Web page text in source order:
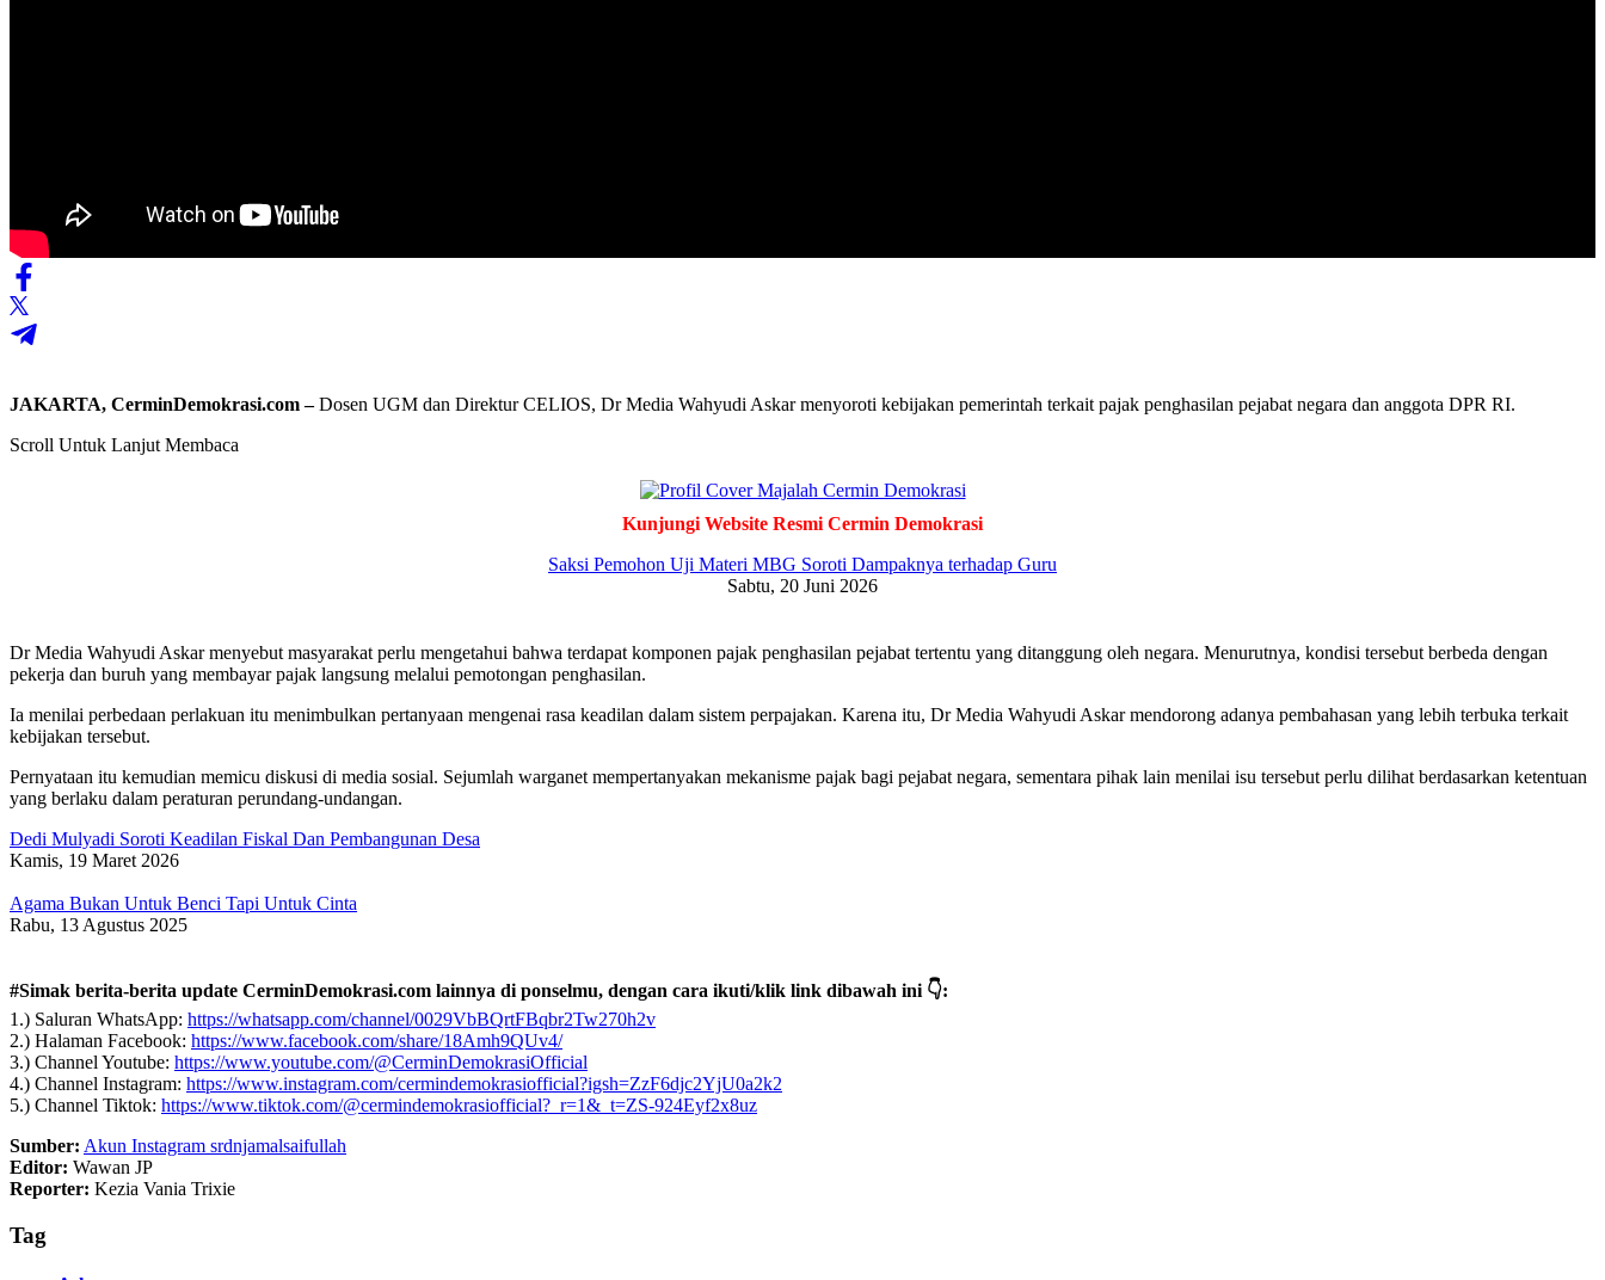
JAKARTA, CerminDemokrasi.com –Dosen UGM dan Direktur CELIOS, Dr Media Wahyudi Askar menyoroti kebijakan pemerintah terkait pajak penghasilan pejabat negara dan anggota DPR RI.
Scroll Untuk Lanjut Membaca
Kunjungi Website Resmi Cermin Demokrasi
Saksi Pemohon Uji Materi MBG Soroti Dampaknya terhadap Guru
Sabtu, 20 Juni 2026
Dr Media Wahyudi Askarmenyebut masyarakat perlu mengetahui bahwa terdapat komponen pajak penghasilan pejabat tertentu yang ditanggung oleh negara. Menurutnya, kondisi tersebut berbeda dengan
pekerja dan buruh yang membayar pajak langsung melalui pemotongan penghasilan.
Ia menilai perbedaan perlakuan itu menimbulkan pertanyaan mengenai rasa keadilan dalam sistem perpajakan. Karena itu, Dr Media Wahyudi Askar mendorong adanya pembahasan yang lebih terbuka terkait
kebijakan tersebut.
Pernyataan itu kemudian memicu diskusi di media sosial. Sejumlah warganet mempertanyakan mekanisme pajak bagi pejabat negara, sementara pihak lain menilai isu tersebut perlu dilihat berdasarkan ketentuan
yang berlaku dalam peraturan perundang-undangan.
Dedi Mulyadi Soroti Keadilan Fiskal Dan Pembangunan Desa
Kamis, 19 Maret 2026
Agama Bukan Untuk Benci Tapi Untuk Cinta
Rabu, 13 Agustus 2025
#Simak berita-berita update CerminDemokrasi.com lainnya di ponselmu, dengan cara ikuti/klik link dibawah ini 👇:
1.) Saluran WhatsApp: https://whatsapp.com/channel/0029VbBQrtFBqbr2Tw270h2v
2.) Halaman Facebook: https://www.facebook.com/share/18Amh9QUv4/
3.) Channel Youtube: https://www.youtube.com/@CerminDemokrasiOfficial
4.) Channel Instagram: https://www.instagram.com/cermindemokrasiofficial?igsh=ZzF6djc2YjU0a2k2
5.) Channel Tiktok: https://www.tiktok.com/@cermindemokrasiofficial?_r=1&_t=ZS-924Eyf2x8uz
Sumber: Akun Instagram srdnjamalsaifullah
Editor: Wawan JP
Reporter: Kezia Vania Trixie
Tag